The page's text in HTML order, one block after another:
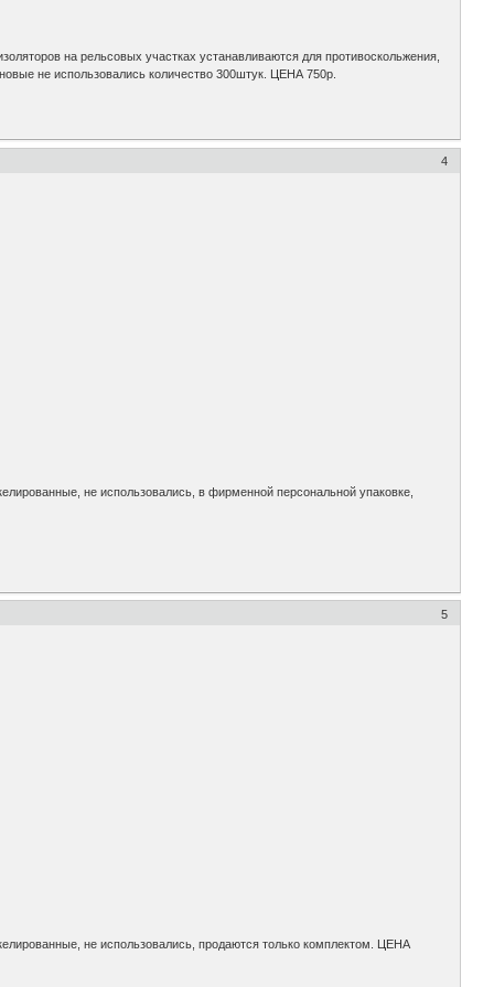
на рельсовых участках устанавливаются для противоскольжения,
не использовались количество 300штук. ЦЕНА 750р.
4
не использовались, в фирменной персональной упаковке,
5
не использовались, продаются только комплектом. ЦЕНА